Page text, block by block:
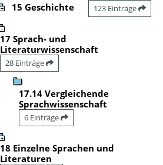
15 Geschichte 123 Einträge
17 Sprach- und
Literaturwissenschaft
28 Einträge
17.14 Vergleichende
Sprachwissenschaft
6 Einträge
18 Einzelne Sprachen und
Literaturen